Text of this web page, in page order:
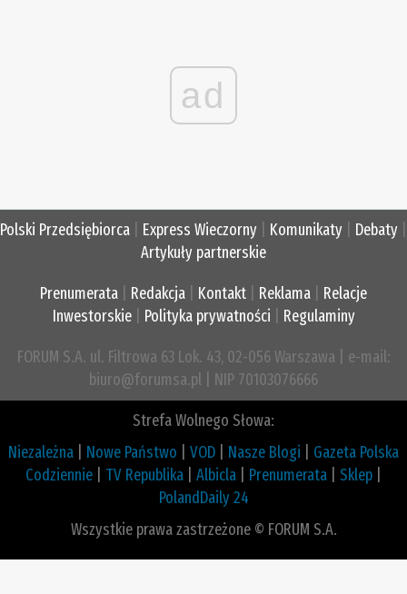
ad
Polski Przedsiębiorca Express Wieczorny Komunikaty Debaty
Artykuły partnerskie
Prenumerata Redakcja Kontakt Reklama
Relacje
Inwestorskie| Polityka prywatności Regulaminy
FORUM S.A. ul. Filtrowa 63 Lok. 43, 02-056 Warszawa | e-mail:
biuro@forumsa.pl | NIP 70103076666
Strefa Wolnego Słowa:
Niezależna
Nowe Państwo VOD Nasze Blogi
Gazeta Polska
Codziennie
TV Republika Albicla Prenumerata Sklep
PolandDaily 24
Wszystkie prawa zastrzeżone © FORUM S.A.